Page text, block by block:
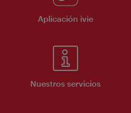
Aplicación ivie
Nuestros servicios